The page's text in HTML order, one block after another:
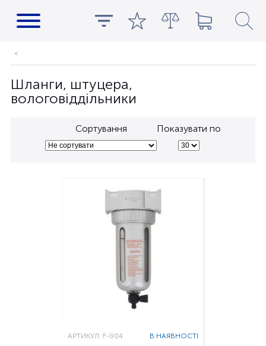
Шланги, штуцера,
вологовіддільники
Сортування Показувати по
АРТИКУЛ: F-804 В НАЯВНОСТІ